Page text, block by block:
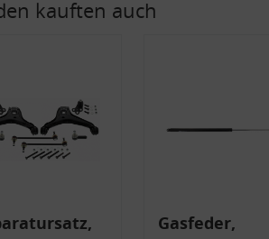
kauften auch
Gasfeder,
Verwendung reduzierter Daten zur Auswahl von Inhalten